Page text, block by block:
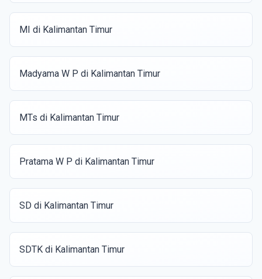
MI di Kalimantan Timur
Madyama W P di Kalimantan Timur
MTs di Kalimantan Timur
Pratama W P di Kalimantan Timur
SD di Kalimantan Timur
SDTK di Kalimantan Timur